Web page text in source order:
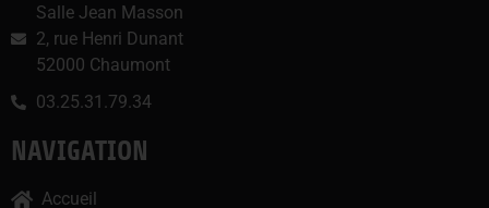
Salle Jean Masson
2, rue Henri Dunant
52000 Chaumont
03.25.31.79.34
NAVIGATION
Accueil